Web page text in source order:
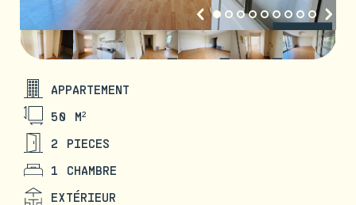
APPARTEMENT
50 M²
2 PIECES
1 CHAMBRE
EXTÉRIEUR